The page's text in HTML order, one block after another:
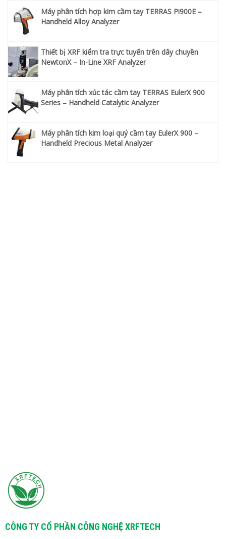
Máy phân tích hợp kim cầm tay TERRAS Pi900E –
Handheld Alloy Analyzer
Thiết bị XRF kiểm tra trực tuyến trên dây chuyền
NewtonX – In-Line XRF Analyzer
Máy phân tích xúc tác cầm tay TERRAS EulerX 900
Series – Handheld Catalytic Analyzer
Máy phân tích kim loại quý cầm tay EulerX 900 –
Handheld Precious Metal Analyzer
CÔNG TY CỔ PHẦN CÔNG NGHỆ XRFTECH